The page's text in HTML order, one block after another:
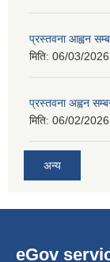
प्रस्तवना आह्वन
मिति: 06/03/
प्रस्तवना अह्वन
मिति: 06/02/
अन्य
eGov